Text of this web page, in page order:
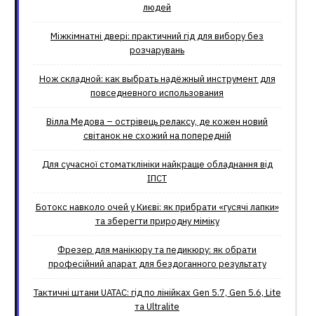
людей
Міжкімнатні двері: практичний гід для вибору без
розчарувань
Нож складной: как выбрать надёжный инструмент для
повседневного использования
Вілла Медова – острівець релаксу, де кожен новий
світанок не схожий на попередній
Для сучасної стоматклініки найкраще обладнання від
ІПСТ
Ботокс навколо очей у Києві: як прибрати «гусячі лапки»
та зберегти природну міміку
Фрезер для манікюру та педикюру: як обрати
професійний апарат для бездоганного результату
Тактичні штани UATAC: гід по лінійках Gen 5.7, Gen 5.6, Lite
та Ultralite